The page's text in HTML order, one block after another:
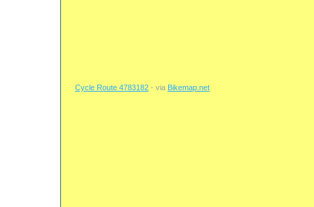
Cycle Route 4783182 - via Bikemap.net